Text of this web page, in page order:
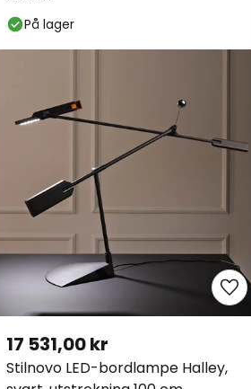
På lager
Stilnovo LED-bordlampe Halley,
svart, utstrekning 100 cm
17 531,00 kr
Ekstra rabatt
13 % rabatt
fra 1899 kr
10 % rabattfra 1299 kr